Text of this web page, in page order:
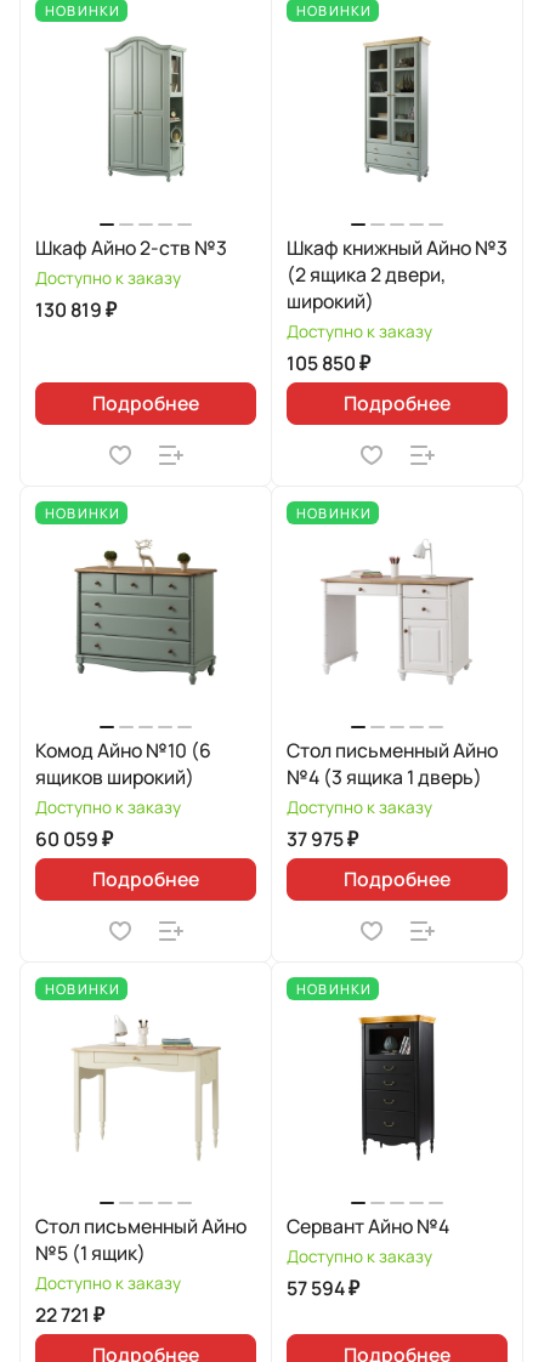
НОВИНКИ
Шкаф Айно 2-ств №3
Доступно к заказу
130 819 ₽
Подробнее
НОВИНКИ
Шкаф книжный Айно №3
(2 ящика 2 двери,
широкий)
Доступно к заказу
105 850 ₽
Подробнее
НОВИНКИ
Комод Айно №10 (6
ящиков широкий)
Доступно к заказу
60 059 ₽
Подробнее
НОВИНКИ
Стол письменный Айно
№4 (3 ящика 1 дверь)
Доступно к заказу
37 975 ₽
Подробнее
НОВИНКИ
Стол письменный Айно
№5 (1 ящик)
Доступно к заказу
22 721 ₽
Подробнее
НОВИНКИ
Сервант Айно №4
Доступно к заказу
57 594 ₽
Подробнее